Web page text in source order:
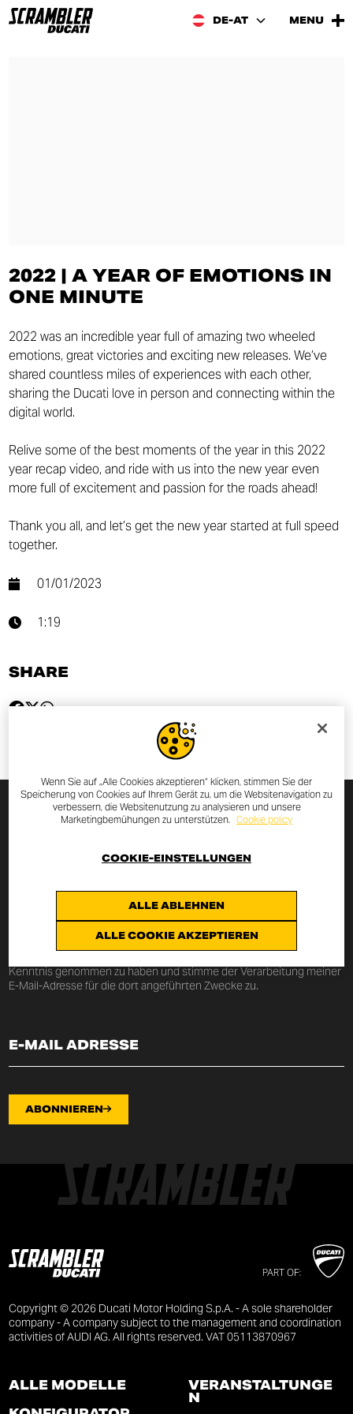
DE-AT MENU
2022 | A YEAR OF EMOTIONS IN
ONE MINUTE
2022 was an incredible year full of amazing two wheeled
emotions, great victories and exciting new releases. We’ve
shared countless miles of experiences with each other,
sharing the Ducati love in person and connecting within the
digital world.
Relive some of the best moments of the year in this 2022
year recap video, and ride with us into the new year even
more full of excitement and passion for the roads ahead!
Thank you all, and let’s get the new year started at full speed
together.
01/01/2023
1:19
SHARE
MELDE DICH ZUM NEWSLETTER
Durch die Eingabe Deiner E-Mail Adresse erhältst Du alle
Neuigkeiten und Aktionen rund um Scrambler Ducati.
Hiermit erkläre ich, vom Art. 13 der Verordnung EU
Kenntnis genommen zu haben und stimme der Verarbeitung meiner
E-Mail-Adresse für die dort angeführten Zwecke zu.
ABONNIEREN
PART OF:
Copyright © 2026 Ducati Motor Holding S.p.A. - A sole shareholder
company - A company subject to the management and coordination
activities of AUDI AG. All rights reserved. VAT 05113870967
ALLE MODELLE
VERANSTALTUNGE
N
Wenn Sie auf „Alle Cookies akzeptieren“ klicken, stimmen Sie der
Speicherung von Cookies auf Ihrem Gerät zu, um die Websitenavigation zu
verbessern, die Websitenutzung zu analysieren und unsere
Marketingbemühungen zu unterstützen. Cookie policy
ALLE ABLEHNEN
ALLE COOKIE AKZEPTIEREN
COOKIE-EINSTELLUNGEN